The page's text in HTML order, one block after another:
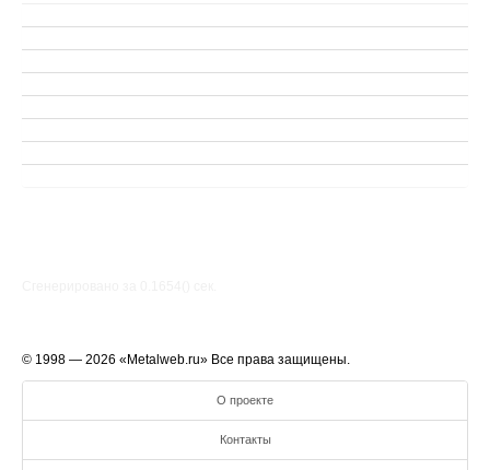
© 1998 — 2026 «Metalweb.ru» Все права защищены.
О проекте
Контакты